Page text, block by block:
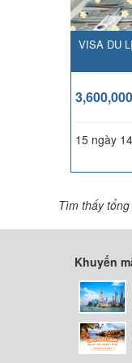
VISA DU
15 ngày
Tìm thấy
Khuyến